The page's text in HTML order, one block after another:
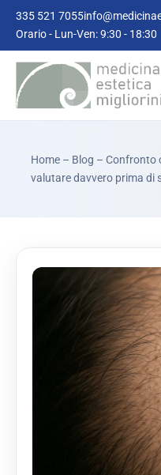
335 521 7055
Orario - Lun-Ven: 9:30 - 18:30
Home – Blog – Confronto
valutare davvero prima di